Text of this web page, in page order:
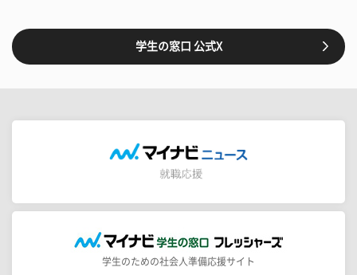
学生の窓口 公式X
学生のための社会人準備応援サイト